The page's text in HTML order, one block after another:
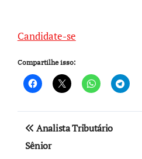
Candidate-se
Compartilhe isso:
Navegação
de
Analista Tributário
Sênior